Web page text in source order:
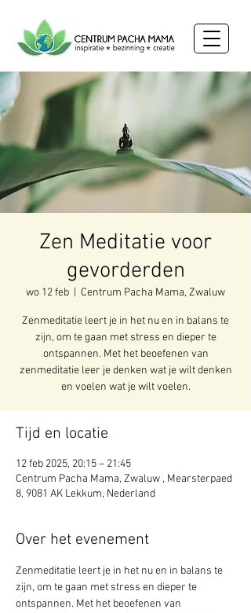
Zen Meditatie voor
gevorderden
wo 12 feb Centrum Pacha Mama, Zwaluw
Zenmeditatie leert je in het nu en in balans te
zijn, om te gaan met stress en dieper te
ontspannen. Met het beoefenen van
zenmeditatie leer je denken wat je wilt denken
en voelen wat je wilt voelen.
Tijd en locatie
12 feb 2025, 20:15 – 21:45
Centrum Pacha Mama, Zwaluw , Mearsterpaed
8, 9081 AK Lekkum, Nederland
Over het evenement
Zenmeditatie leert je in het nu en in balans te
zijn, om te gaan met stress en dieper te
ontspannen. Met het beoefenen van